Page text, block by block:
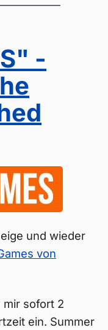
-
und wieder
von
mir sofort 2
ein. Summer